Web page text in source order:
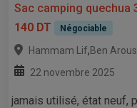
Sac camping quechua
140 DT
Négociable
Hammam Lif,Ben Arous
22 novembre 2025
jamais utilisé, état neuf,